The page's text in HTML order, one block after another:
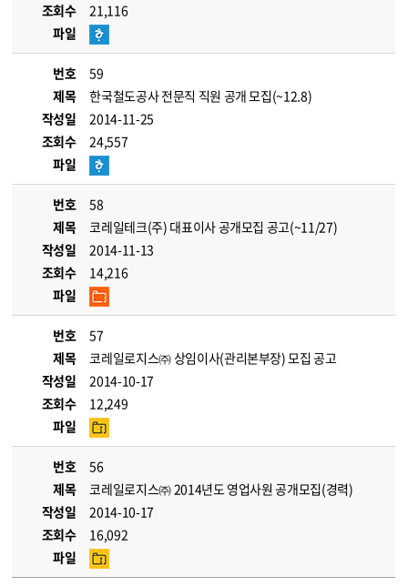
조회수
21,116
파일
번호
59
제목
한국철도공사 전문직 직원 공개 모집(~12.8)
작성일
2014-11-25
조회수
24,557
파일
번호
58
제목
코레일테크(주) 대표이사 공개모집 공고(~11/27)
작성일
2014-11-13
조회수
14,216
파일
번호
57
제목
코레일로지스㈜ 상임이사(관리본부장) 모집 공고
작성일
2014-10-17
조회수
12,249
파일
번호
56
제목
코레일로지스㈜ 2014년도 영업사원 공개모집(경력)
작성일
2014-10-17
조회수
16,092
파일